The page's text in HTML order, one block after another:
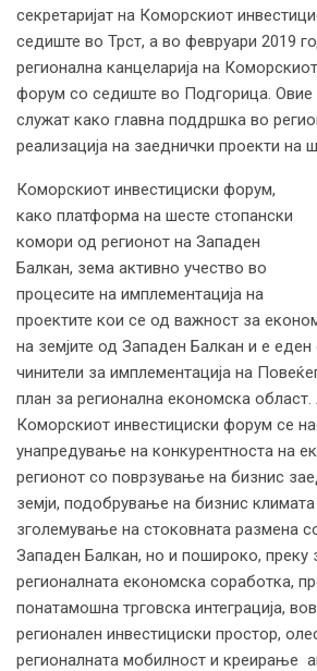
секретаријат на Коморскиот
седиште во Трст, а во февруари 2019
регионална канцеларија на
форум со седиште во Подгорица. Овие
служат како главна поддршка во
реализација на заеднички проекти на
Коморскиот инвестициски форум,
како платформа на шесте стопански
комори од регионот на Западен
Балкан, зема активно учество во
процесите на имплементација на
проектите кои се од важност за
на земјите од Западен Балкан и е еден
чинители за имплементација на
план за регионална економска област.
Коморскиот инвестициски форум се
унапредување на конкурентноста на
регионот со поврзување на бизнис
земји, подобрување на бизнис
зголемување на стоковната размена
Западен Балкан, но и пошироко, преку
регионалната економска соработка,
понатамошна трговска интеграција,
регионален инвестициски простор,
регионалната мобилност и креирање